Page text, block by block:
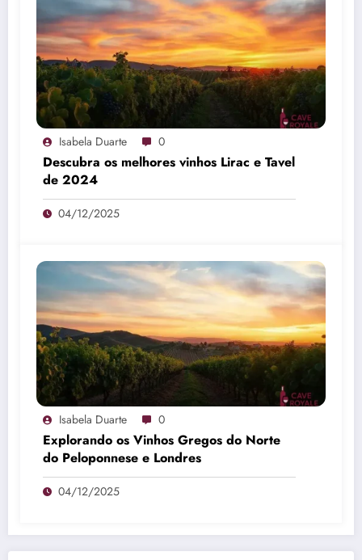
Isabela Duarte 0
Descubra os melhores vinhos Lirac e Tavel
de 2024
04/12/2025
Isabela Duarte 0
Explorando os Vinhos Gregos do Norte
do Peloponnese e Londres
04/12/2025